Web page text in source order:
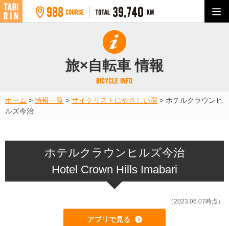
旅×自転車 情報
ホーム >情報一覧 > サイクリストにやさしい宿 > ホテルクラウンヒ
ルズ今治
ホテルクラウンヒルズ今治
Hotel Crown Hills Imabari
（2023.06.07時点）
アプリで見る